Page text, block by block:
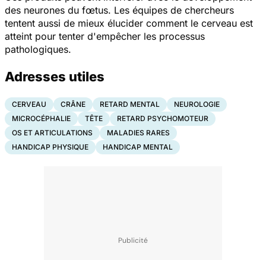
des neurones du fœtus. Les équipes de chercheurs
tentent aussi de mieux élucider comment le cerveau est
atteint pour tenter d'empêcher les processus
pathologiques.
Adresses utiles
CERVEAU CRÂNE RETARD MENTAL
NEUROLOGIE
MICROCÉPHALIE
TÊTE
RETARD PSYCHOMOTEUR
OS ET ARTICULATIONS
MALADIES RARES
HANDICAP PHYSIQUE
HANDICAP MENTAL